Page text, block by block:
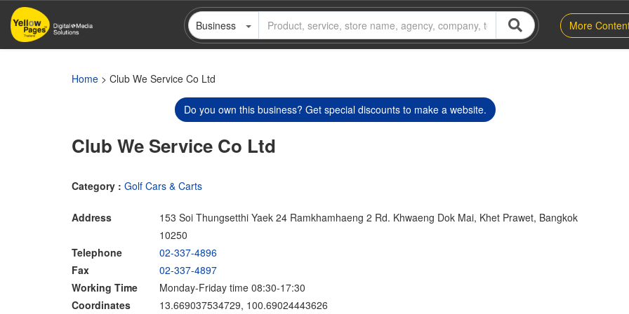
Skip
main
Business More
Home > Club We Service Co Ltd
Do you own this business? Get special discounts to make a website.
Club We Service Co Ltd
Category : Golf Cars & Carts
Address
153 Soi Thungsetthi Yaek 24 Ramkhamhaeng 2 Rd. Khwaeng Dok Mai, Khet Prawet, Bangkok
10250
Telephone
02-337-4896
Fax
02-337-4897
Working Time
Monday-Friday time 08:30-17:30
Coordinates
13.669037534729, 100.69024443626